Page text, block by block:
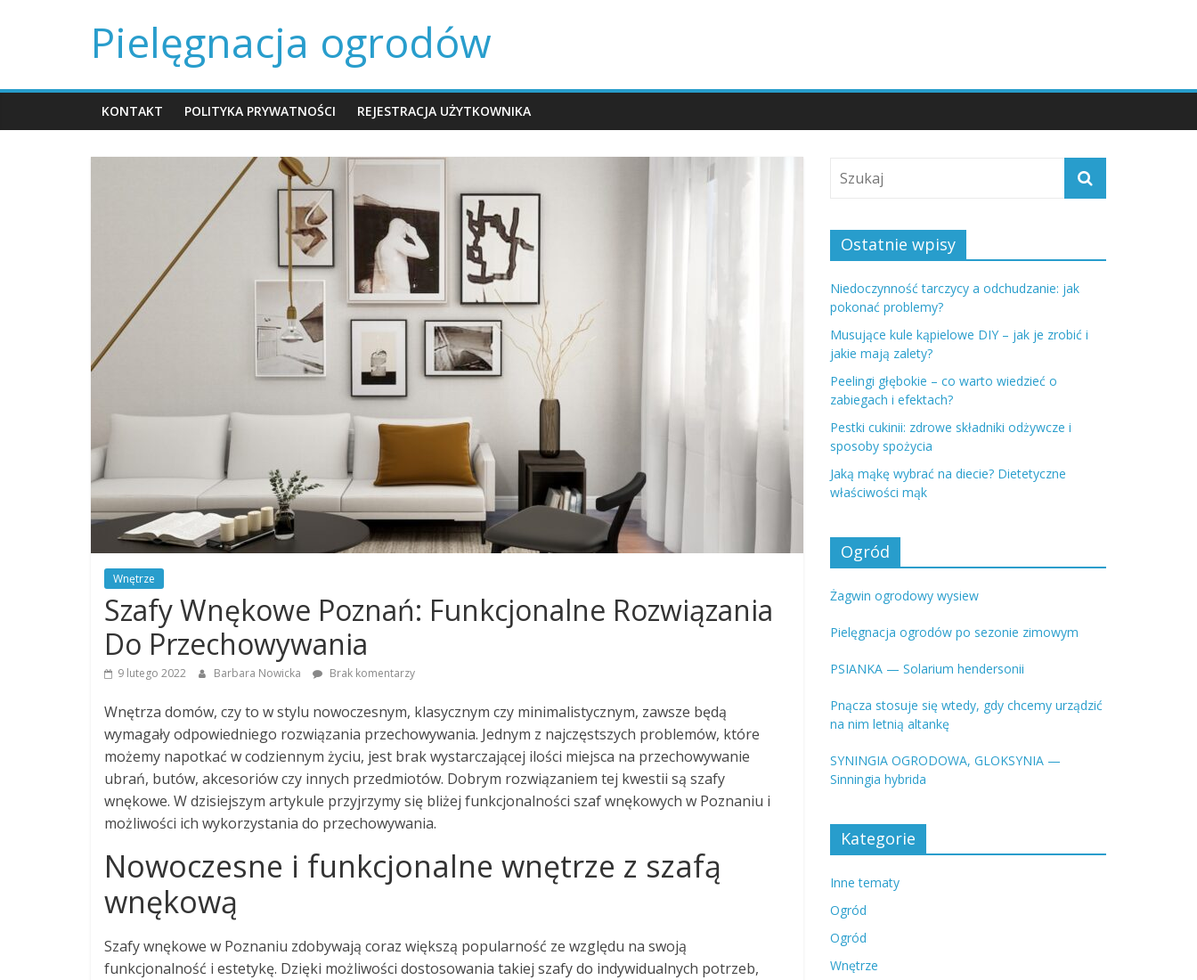
Pielęgnacja ogrodów
KONTAKT POLITYKA PRYWATNOŚCI REJESTRACJA UŻYTKOWNIKA
Wnętrze
Szafy Wnękowe Poznań: Funkcjonalne Rozwiązania
Do Przechowywania
9 lutego 2022 Barbara Nowicka Brak komentarzy
Wnętrza domów, czy to w stylu nowoczesnym, klasycznym czy minimalistycznym, zawsze będą
wymagały odpowiedniego rozwiązania przechowywania. Jednym z najczęstszych problemów, które
możemy napotkać w codziennym życiu, jest brak wystarczającej ilości miejsca na przechowywanie
ubrań, butów, akcesoriów czy innych przedmiotów. Dobrym rozwiązaniem tej kwestii są szafy
wnękowe. W dzisiejszym artykule przyjrzymy się bliżej funkcjonalności szaf wnękowych w Poznaniu i
możliwości ich wykorzystania do przechowywania.
Nowoczesne i funkcjonalne wnętrze z szafą
wnękową
Szafy wnękowe w Poznaniu zdobywają coraz większą popularność ze względu na swoją
funkcjonalność i estetykę. Dzięki możliwości dostosowania takiej szafy do indywidualnych potrzeb,
Ostatnie wpisy
Niedoczynność tarczycy a odchudzanie: jak
pokonać problemy?
Musujące kule kąpielowe DIY – jak je zrobić i
jakie mają zalety?
Peelingi głębokie – co warto wiedzieć o
zabiegach i efektach?
Pestki cukinii: zdrowe składniki odżywcze i
sposoby spożycia
Jaką mąkę wybrać na diecie? Dietetyczne
właściwości mąk
Ogród
Żagwin ogrodowy wysiew
Pielęgnacja ogrodów po sezonie zimowym
PSIANKA — Solarium hendersonii
Pnącza stosuje się wtedy, gdy chcemy urządzić
na nim letnią altankę
SYNINGIA OGRODOWA, GLOKSYNIA —
Sinningia hybrida
Kategorie
Inne tematy
Ogród
Ogród
Wnętrze